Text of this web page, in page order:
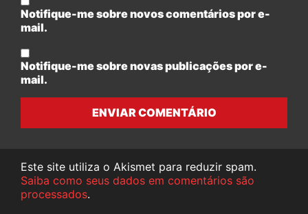
Notifique-me sobre novos comentários por e-
mail.
Notifique-me sobre novas publicações por e-
mail.
ENVIAR COMENTÁRIO
Este site utiliza o Akismet para reduzir spam.
Saiba como seus dados em comentários são
processados.